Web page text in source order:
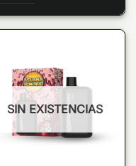
SIN EXISTENCIAS